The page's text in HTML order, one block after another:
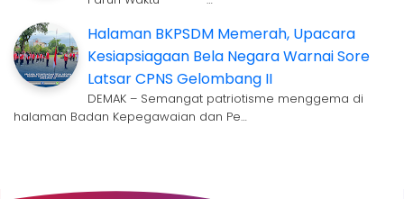
Halaman BKPSDM Memerah, Upacara
Kesiapsiagaan Bela Negara Warnai Sore
Latsar CPNS Gelombang II
DEMAK – Semangat patriotisme menggema di
halaman Badan Kepegawaian dan Pe…